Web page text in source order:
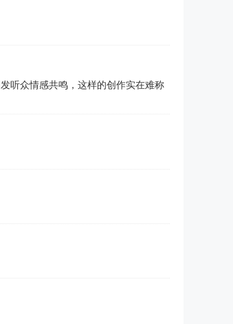
听众情感共鸣，这样的创作实在难称